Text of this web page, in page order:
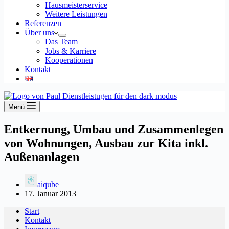
Hausmeisterservice
Weitere Leistungen
Referenzen
Über uns
Das Team
Jobs & Karriere
Kooperationen
Kontakt
Menü
Entkernung, Umbau und Zusammenlegen
von Wohnungen, Ausbau zur Kita inkl.
Außenanlagen
aiqube
17. Januar 2013
Start
Kontakt